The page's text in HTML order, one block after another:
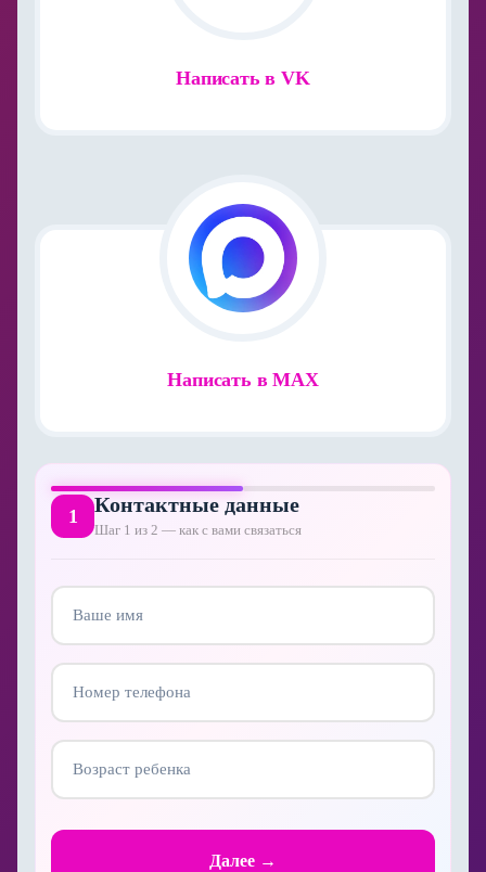
Написать в VK
Написать в MAX
1 Контактные данные
Шаг 1 из 2 — как с вами связаться
Далее →